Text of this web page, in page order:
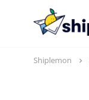
Shiplemon